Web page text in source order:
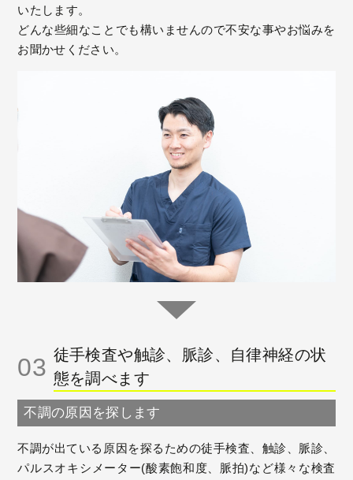
いたします。
どんな些細なことでも構いませんので不安な事やお悩みを
お聞かせください。
03 徒手検査や触診、脈診、自律神経の状
態を調べます
不調の原因を探します
不調が出ている原因を探るための徒手検査、触診、脈診、
パルスオキシメーター(酸素飽和度、脈拍)など様々な検査